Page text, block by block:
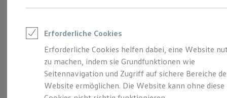
Saisonangebote
Leasing
Leasing-Angebote
Gebrauchtwagen Leasing
Junge Gebrauchtwagen-Leasing
Elektroauto Leasing
Kleinwagen-Leasing
So geht neu.
Erforderliche Cookies
Erforderliche Cookies helfen dabei, eine Website
zu machen, indem sie Grundfunktionen wie
Seitennavigation und Zugriff auf sichere Bereiche
Website ermöglichen. Die Website kann ohne diese